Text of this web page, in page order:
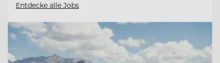
Entdecke alle Jobs